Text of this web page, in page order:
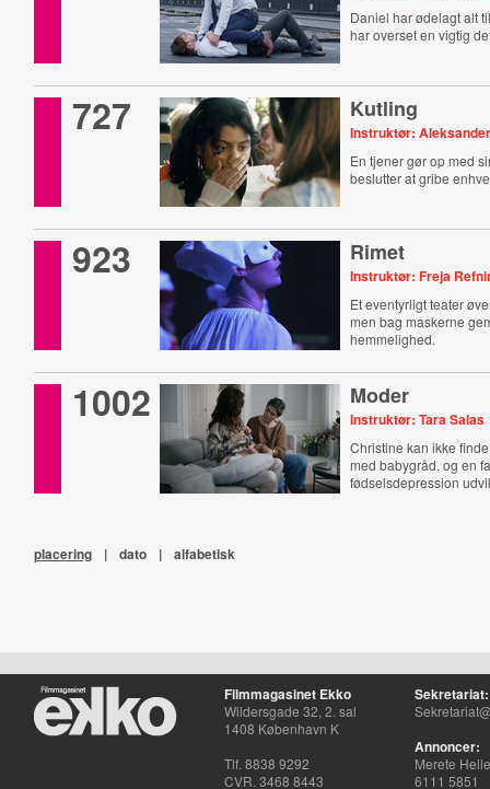
Daniel har ødelagt alt
har overset en vigtig
727 Kutling
Instruktør:
En tjener gør op med
beslutter at gribe
923 Rimet
Instruktør: Freja
Et eventyrligt teater
men bag maskerne
hemmelighed.
1002 Moder
Instruktør: Tara Salas
Christine kan ikke
med babygråd, og en
fødselsdepression
placering | dato | alfabetisk
Filmmagasinet Ekko
Wildersgade 32, 2. sal
1408 København K
Tlf. 8838 9292
CVR. 3468 8443
Sekretariat:
Annoncer:
Merete
6111 5851